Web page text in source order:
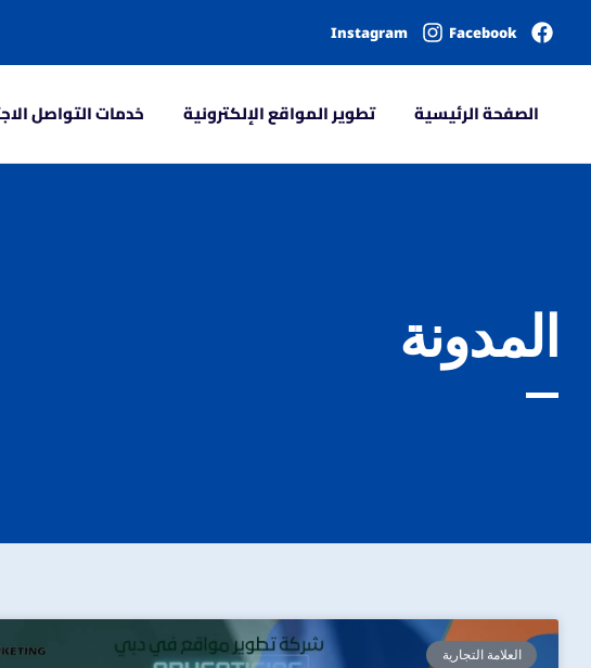
Facebook
Instagram
الصفحة الرئيسية تطوير المواقع الإلكترونية خدمات التواصل
المدونة
العلامة التجارية